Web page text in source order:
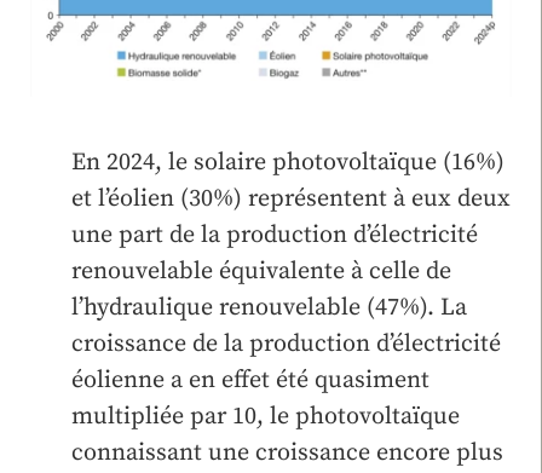
En 2024, le solaire photovoltaïque (16%)
et l’éolien (30%) représentent à eux deux
une part de la production d’électricité
renouvelable équivalente à celle de
l’hydraulique renouvelable (47%). La
croissance de la production d’électricité
éolienne a en effet été quasiment
multipliée par 10, le photovoltaïque
connaissant une croissance encore plus